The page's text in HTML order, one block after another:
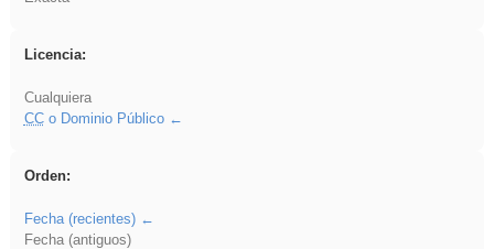
Licencia:
Cualquiera
CCo Dominio Público
Orden:
Fecha (recientes)
Fecha (antiguos)